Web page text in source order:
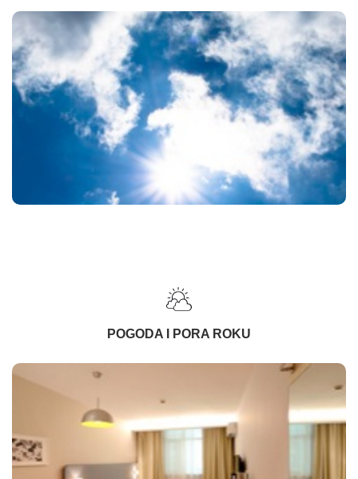
POGODA I PORA ROKU